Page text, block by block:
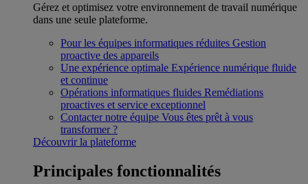
Gérez et optimisez votre environnement de travail numérique
dans une seule plateforme.
Pour les équipes informatiques réduites Gestion
proactive des appareils
Une expérience optimale Expérience numérique fluide
et continue
Opérations informatiques fluides Remédiations
proactives et service exceptionnel
Contacter notre équipe Vous êtes prêt à vous
transformer ?
Découvrir la plateforme
Principales fonctionnalités